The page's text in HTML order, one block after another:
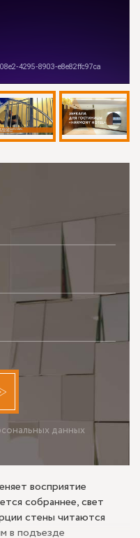
данных
восприятие
собраннее, свет
стены читаются
в подъезде